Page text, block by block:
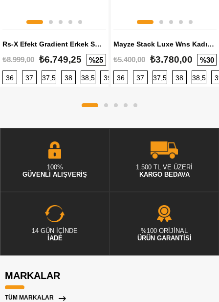
Rs-X Efekt Gradient Erkek Sneaker
₺8.999,00 ₺6.749,25 %25
36 37 37,5 38 38,5 39 40 40,5 41 42 42,5
Mayze Stack Luxe Wns Kadın Sneaker
₺5.400,00 ₺3.780,00 %30
36 37 37,5 38 38,5
100%
GÜVENLİ ALIŞVERİŞ
1.500 TL VE ÜZERİ
KARGO BEDAVA
14 GÜN İÇİNDE
İADE
%100 ORİJİNAL
ÜRÜN GARANTİSİ
MARKALAR
TÜM MARKALAR